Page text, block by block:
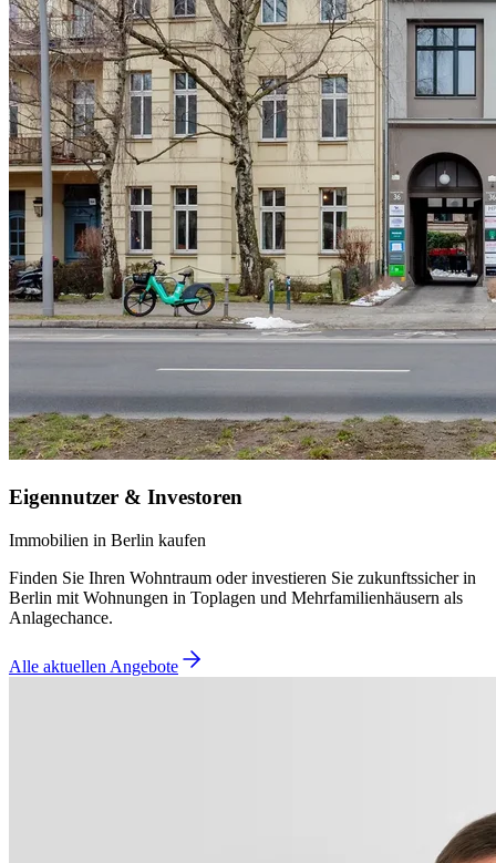
Eigennutzer & Investoren
Immobilien in Berlin kaufen
Finden Sie Ihren Wohntraum oder investieren Sie zukunftssicher in
Berlin mit Wohnungen in Toplagen und Mehrfamilienhäusern als
Anlagechance.
Alle aktuellen Angebote